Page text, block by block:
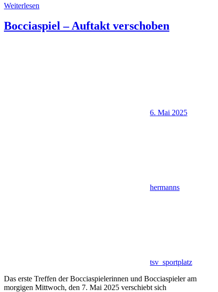
Weiterlesen
Bocciaspiel – Auftakt verschoben
6. Mai 2025
hermanns
tsv_sportplatz
Das erste Treffen der Bocciaspielerinnen und Bocciaspieler am
morgigen Mittwoch, den 7. Mai 2025 verschiebt sich